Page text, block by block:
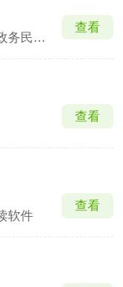
提供肇庆权威新闻资讯与政务民生服务
查看
查看
软件
查看